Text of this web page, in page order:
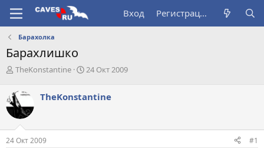
Вход Регистрация
Барахолка
Барахлишко
А
т
о
р
т
е
м
TheKonstantine
Д
а
ч
24 Окт 2009
TheKonstantine
24 Окт 2009 #1